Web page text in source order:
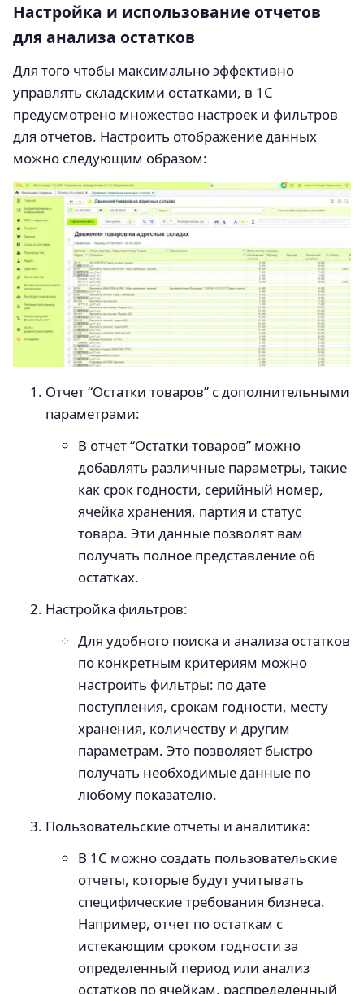
Настройка и использование отчетов
для анализа остатков
Для того чтобы максимально эффективно
управлять складскими остатками, в 1С
предусмотрено множество настроек и фильтров
для отчетов. Настроить отображение данных
можно следующим образом:
Отчет “Остатки товаров” с дополнительными
параметрами:
В отчет “Остатки товаров” можно
добавлять различные параметры, такие
как срок годности, серийный номер,
ячейка хранения, партия и статус
товара. Эти данные позволят вам
получать полное представление об
остатках.
Настройка фильтров:
Для удобного поиска и анализа остатков
по конкретным критериям можно
настроить фильтры: по дате
поступления, срокам годности, месту
хранения, количеству и другим
параметрам. Это позволяет быстро
получать необходимые данные по
любому показателю.
Пользовательские отчеты и аналитика:
В 1С можно создать пользовательские
отчеты, которые будут учитывать
специфические требования бизнеса.
Например, отчет по остаткам с
истекающим сроком годности за
определенный период или анализ
остатков по ячейкам, распределенный